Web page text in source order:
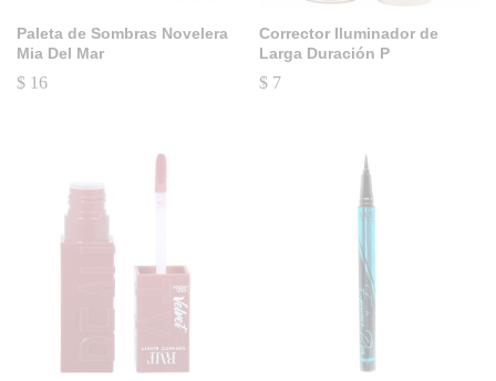
Paleta de Sombras Novelera
Mia Del Mar
$ 16
Corrector Iluminador de
Larga Duración P
$ 7